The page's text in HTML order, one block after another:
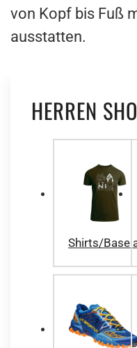
von Kopf bis Fuß
ausstatten.
HERREN
Shirts/